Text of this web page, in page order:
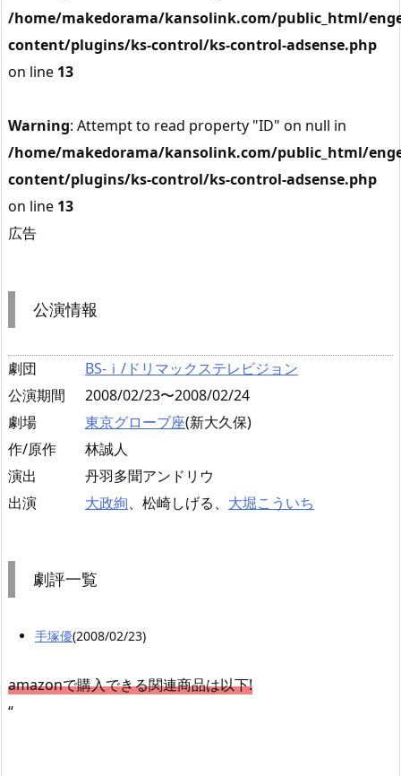
/home/makedorama/kansolink.com/public_html/
content/plugins/ks-control/ks-control-adsense.php
on line 13
Warning: Attempt to read property "ID" on null in
/home/makedorama/kansolink.com/public_html/
content/plugins/ks-control/ks-control-adsense.php
on line 13
広告
公演情報
劇団
BS-ｉ/ドリマックステレビジョン
公演期間
2008/02/23〜2008/02/24
劇場
東京グローブ座(新大久保)
作/原作
林誠人
演出
丹羽多聞アンドリウ
出演
大政絢、松崎しげる、 大堀こういち
劇評一覧
手塚優(2008/02/23)
amazonで購入できる関連商品は以下!
“